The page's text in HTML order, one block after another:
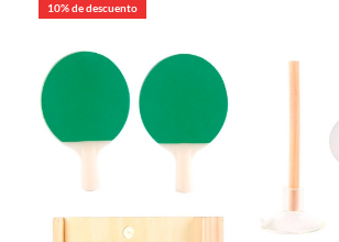
10% de descuento